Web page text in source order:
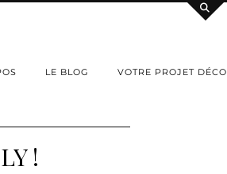
LE BLOG VOTRE PROJET DÉCO
!